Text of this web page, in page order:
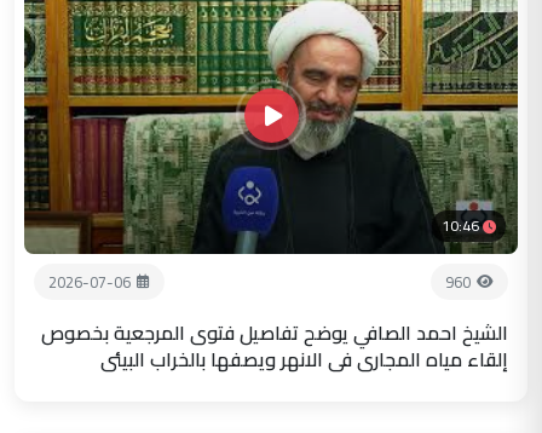
10:46
960
2026-07-06
الشيخ احمد الصافي يوضح تفاصيل فتوى المرجعية بخصوص
إلقاء مياه المجاري في الانهر ويصفها بالخراب البيئي